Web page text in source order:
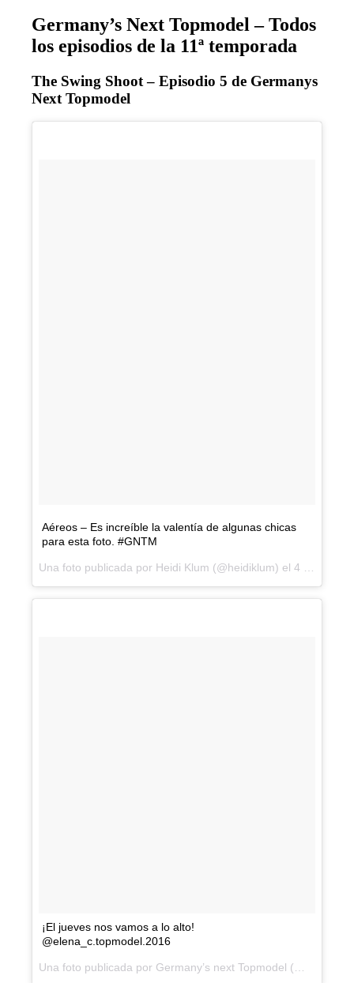
Germany’s Next Topmodel – Todos
los episodios de la 11ª temporada
The Swing Shoot – Episodio 5 de Germanys
Next Topmodel
Aéreos – Es increíble la valentía de algunas chicas
para esta foto. #GNTM
Una foto publicada por Heidi Klum (@heidiklum) el4 Mar 2016 a las 6:36
¡El jueves nos vamos a lo alto!
@elena_c.topmodel.2016